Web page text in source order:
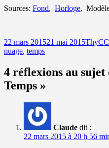
Sources: Fond, Horloge,
Publié
le
22 mars 201521 mai 2015Auteur
ThyC
nuage, temps
4 réflexions au sujet
Temps »
Claude dit :
22 mars 2015 à 20 h 56